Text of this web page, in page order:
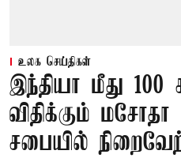
உலக செய்திகள்
இந்தியா மீது 100
விதிக்கும்
சபையில்